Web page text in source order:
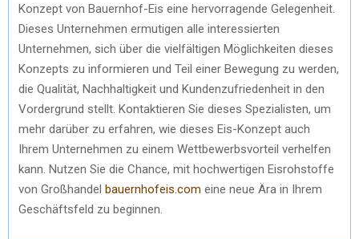
Konzept von Bauernhof-Eis eine hervorragende Gelegenheit.
Dieses Unternehmen ermutigen alle interessierten
Unternehmen, sich über die vielfältigen Möglichkeiten dieses
Konzepts zu informieren und Teil einer Bewegung zu werden,
die Qualität, Nachhaltigkeit und Kundenzufriedenheit in den
Vordergrund stellt. Kontaktieren Sie dieses Spezialisten, um
mehr darüber zu erfahren, wie dieses Eis-Konzept auch
Ihrem Unternehmen zu einem Wettbewerbsvorteil verhelfen
kann. Nutzen Sie die Chance, mit hochwertigen Eisrohstoffe
von Großhandel bauernhofeis.com eine neue Ära in Ihrem
Geschäftsfeld zu beginnen.